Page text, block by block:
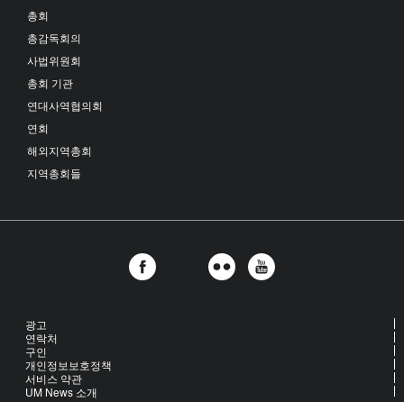
총회
총감독회의
사법위원회
총회 기관
연대사역협의회
연회
해외지역총회
지역총회들
광고
연락처
구인
개인정보보호정책
서비스 약관
UM News 소개